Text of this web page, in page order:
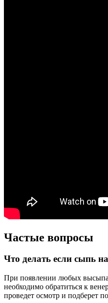
Частые вопросы
Что делать если сыпь
При появлении любых
необходимо обратиться к
проведет осмотр и подберет